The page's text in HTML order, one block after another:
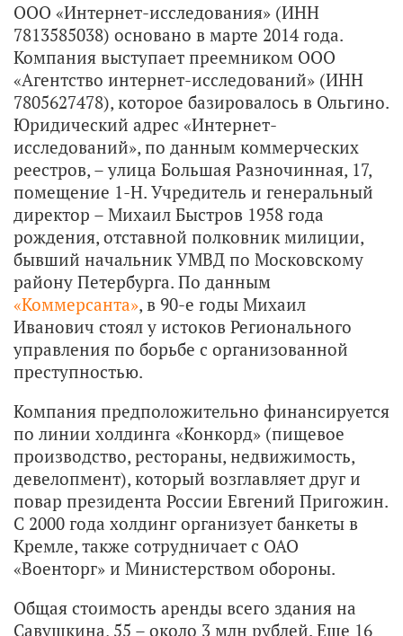
ООО «Интернет-исследования» (ИНН
7813585038) основано в марте 2014 года.
Компания выступает преемником ООО
«Агентство интернет-исследований» (ИНН
7805627478), которое базировалось в Ольгино.
Юридический адрес «Интернет-
исследований», по данным коммерческих
реестров, – улица Большая Разночинная, 17,
помещение 1-Н. Учредитель и генеральный
директор – Михаил Быстров 1958 года
рождения, отставной полковник милиции,
бывший начальник УМВД по Московскому
району Петербурга. По данным
«Коммерсанта», в 90-е годы Михаил
Иванович стоял у истоков Регионального
управления по борьбе с организованной
преступностью.
Компания предположительно финансируется
по линии холдинга «Конкорд» (пищевое
производство, рестораны, недвижимость,
девелопмент), который возглавляет друг и
повар президента России Евгений Пригожин.
С 2000 года холдинг организует банкеты в
Кремле, также сотрудничает с ОАО
«Военторг» и Министерством обороны.
Общая стоимость аренды всего здания на
Савушкина, 55 – около 3 млн рублей. Еще 16